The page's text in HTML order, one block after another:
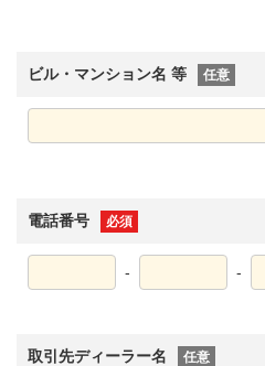
ビル・マンション名 等 任意
電話番号 必須
- -
取引先ディーラー名 任意